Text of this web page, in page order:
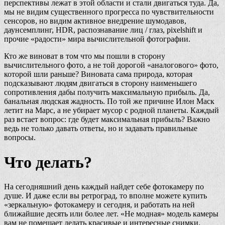
перспективы лежат в этой области и стали двигаться туда. Да,
мы не видим существенного прогресса по чувствительности
сенсоров, но видим активное внедрение шумодавов,
даунсемплинг, HDR, распознавание лиц / глаз, pixelshift и
прочие «радости» мира вычислительной фотографии.
Кто же виноват в том что мы пошли в сторону
вычислительного фото, а не той дорогой «аналогового» фото,
которой шли раньше? Виновата сама природа, которая
подсказывают людям двигаться в сторону наименьшего
сопротивления дабы получить максимальную прибыль. Да,
банальная людская жадность. По той же причине Илон Маск
летит на Марс, а не убирает мусор с родной планеты. Каждый
раз встает вопрос: где будет максимальная прибыль? Важно
ведь не только давать ответы, но и задавать правильные
вопросы.
Что делать?
На сегодняшний день каждый найдет себе фотокамеру по
душе. И даже если вы ретроград, то вполне можете купить
«зеркальную» фотокамеру и сегодня, и работать на ней
ближайшие десять или более лет. «Не модная» модель камеры
вам не помешает делать красивые и интересные снимки.